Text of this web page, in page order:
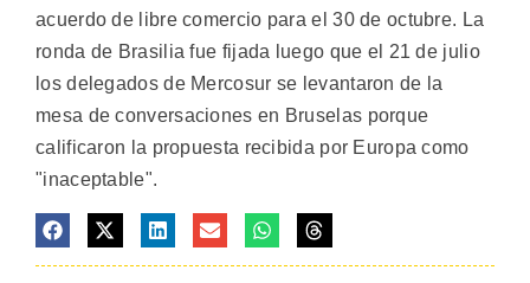
acuerdo de libre comercio para el 30 de octubre. La
ronda de Brasilia fue fijada luego que el 21 de julio
los delegados de Mercosur se levantaron de la
mesa de conversaciones en Bruselas porque
calificaron la propuesta recibida por Europa como
"inaceptable".